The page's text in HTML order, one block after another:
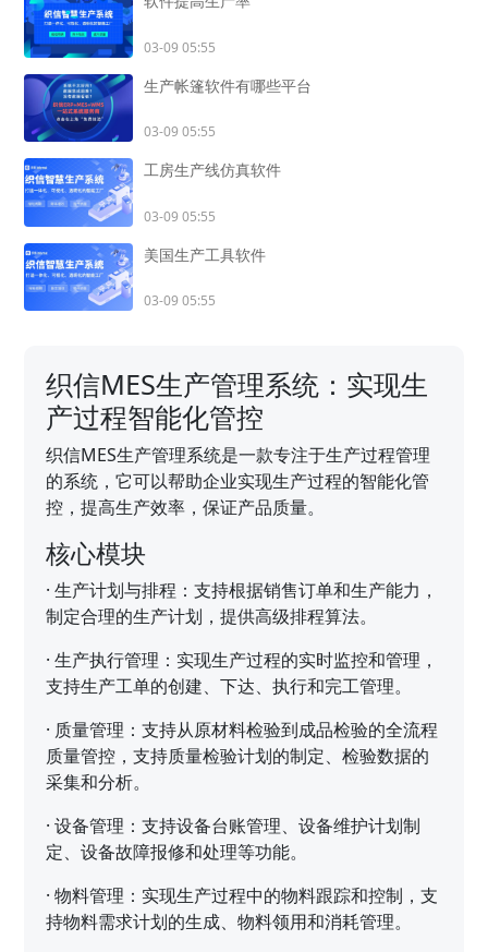
03-09 05:55
生产帐篷软件有哪些平台
03-09 05:55
工房生产线仿真软件
03-09 05:55
美国生产工具软件
03-09 05:55
织信MES生产管理系统：实现生
产过程智能化管控
织信MES生产管理系统是一款专注于生产过程管理
的系统，它可以帮助企业实现生产过程的智能化管
控，提高生产效率，保证产品质量。
核心模块
·生产计划与排程：支持根据销售订单和生产能力，
制定合理的生产计划，提供高级排程算法。
·生产执行管理：实现生产过程的实时监控和管理，
支持生产工单的创建、下达、执行和完工管理。
· 质量管理：支持从原材料检验到成品检验的全流程
质量管控，支持质量检验计划的制定、检验数据的
采集和分析。
·设备管理：支持设备台账管理、设备维护计划制
定、设备故障报修和处理等功能。
·物料管理：实现生产过程中的物料跟踪和控制，支
持物料需求计划的生成、物料领用和消耗管理。